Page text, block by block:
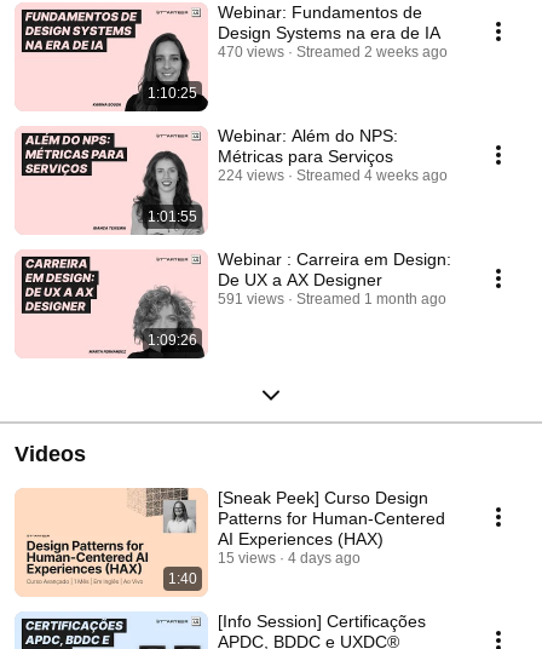
1:10:25
Webinar: Fundamentos de
Design Systems na era de IA
470 views Streamed 2 weeks ago
1:01:55
Webinar: Além do NPS:
Métricas para Serviços
224 views Streamed 4 weeks ago
1:09:26
Webinar : Carreira em Design:
De UX a AX Designer
591 views Streamed 1 month ago
Videos
1:40
[Sneak Peek] Curso Design
Patterns for Human-Centered
AI Experiences (HAX)
15 views 4 days ago
[Info Session] Certificações
APDC, BDDC e UXDC®